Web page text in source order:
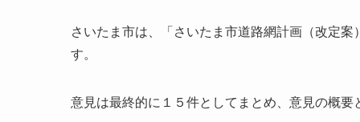
さいたま市は、「さいたま市道路網計画（改定
す。
意見は最終的に１５件としてまとめ、意見の概